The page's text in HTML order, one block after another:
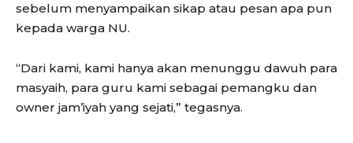
sebelum menyampaikan sikap atau pesan apa pun
kepada warga NU.
“Dari kami, kami hanya akan menunggu dawuh para
masyaih, para guru kami sebagai pemangku dan
owner jam’iyah yang sejati,” tegasnya.